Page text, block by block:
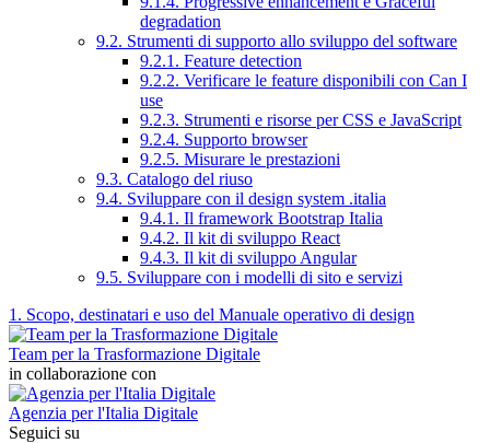
degradation
9.2. Strumenti di supporto allo sviluppo del software
9.2.1. Feature detection
9.2.2. Verificare le feature disponibili con Can I
use
9.2.3. Strumenti e risorse per CSS e JavaScript
9.2.4. Supporto browser
9.2.5. Misurare le prestazioni
9.3. Catalogo del riuso
9.4. Sviluppare con il design system .italia
9.4.1. Il framework Bootstrap Italia
9.4.2. Il kit di sviluppo React
9.4.3. Il kit di sviluppo Angular
9.5. Sviluppare con i modelli di sito e servizi
1. Scopo, destinatari e uso del Manuale operativo di design
Team per la Trasformazione Digitale
in collaborazione con
Agenzia per l'Italia Digitale
Seguici su